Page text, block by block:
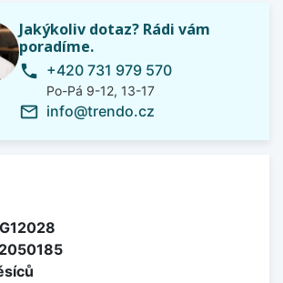
Jakýkoliv dotaz? Rádi vám
poradíme.
phone +420 731 979 570
Po-Pá 9-12, 13-17
mail_outline info@trendo.cz
G12028